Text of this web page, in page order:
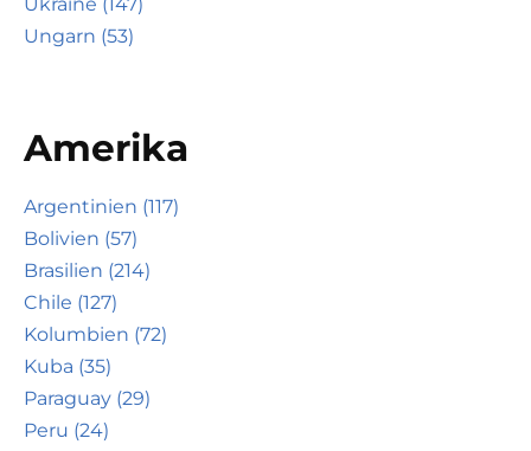
Ukraine (147)
Ungarn (53)
Amerika
Argentinien (117)
Bolivien (57)
Brasilien (214)
Chile (127)
Kolumbien (72)
Kuba (35)
Paraguay (29)
Peru (24)